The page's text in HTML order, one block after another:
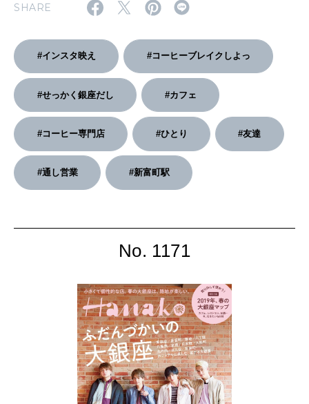
2026年7月号「鎌倉 ローカルが 教えてくれた 本当の歩き方。」
2026年6月号「大銀座 トレンドが生まれる 新しい一流店へ。」
2026年5月号「“大好き”に出会いに。韓国」
2026年4月号「未来をつくる、学びの教科書。」
2026年3月号「スイーツ予想図 2026」
2026年2月号「良運を掴む 新・開運術。」
2025年12月号「お酒の新常識。」
MAGAZINE
FOLLOW US!
SHARE
#インスタ映え #コーヒーブレイクしよっ
#せっかく銀座だし #カフェ
#コーヒー専門店 #ひとり #友達
#通し営業 #新富町駅
No. 1171